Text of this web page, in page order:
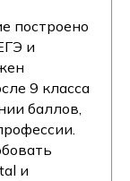
построено
и
9 класса
баллов,
и